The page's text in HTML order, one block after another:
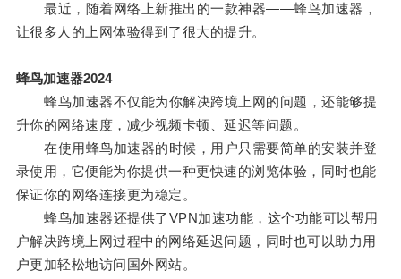
最近，随着网络上新推出的一款神器——蜂鸟加速器，
让很多人的上网体验得到了很大的提升。
蜂鸟加速器2024
蜂鸟加速器不仅能为你解决跨境上网的问题，还能够提
升你的网络速度，减少视频卡顿、延迟等问题。
在使用蜂鸟加速器的时候，用户只需要简单的安装并登
录使用，它便能为你提供一种更快速的浏览体验，同时也能
保证你的网络连接更为稳定。
蜂鸟加速器还提供了VPN加速功能，这个功能可以帮用
户解决跨境上网过程中的网络延迟问题，同时也可以助力用
户更加轻松地访问国外网站。